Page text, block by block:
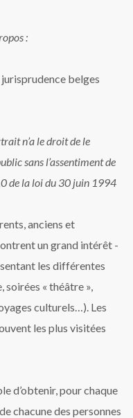
:
belges
n’a le droit de le
sans l’assentiment de
de la loi du 30 juin 1994
anciens et
un grand intérêt -
les différentes
soirées « théâtre »,
culturels…). Les
les plus visitées
d’obtenir, pour chaque
chacune des personnes